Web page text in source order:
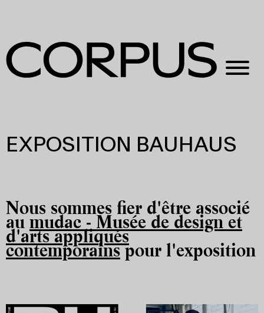
EXPOSITION BAUHAUS
Nous sommes fier d'être associé
au mudac - Musée de design et
d'arts appliqués
contemporainspour l'exposition